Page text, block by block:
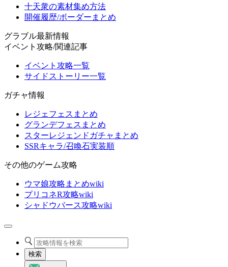
十天衆の素材集め方法
開催履歴/ボーダーまとめ
グラブル最新情報
イベント攻略/関連記事
イベント攻略一覧
サイドストーリー一覧
ガチャ情報
レジェフェスまとめ
グランデフェスまとめ
スターレジェンドガチャまとめ
SSRキャラ/召喚石実装順
その他のゲーム攻略
ウマ娘攻略まとめwiki
プリコネR攻略wiki
シャドウバース攻略wiki
検索